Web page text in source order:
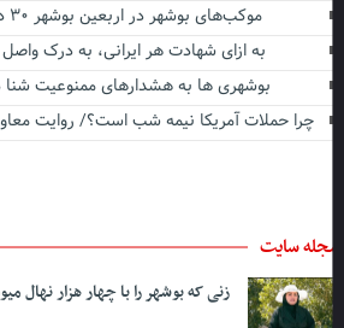
موکب‌های بوشهر در اربعین بوشهر ۳۰ درصد افزایش یافت
به ازای شهادت هر ایرانی، به درک
بوشهری ها به هشدارهای ممنوعیت شنا
چرا حملات آمریکا نیمه شب است؟/ روایت
سایت
زنی که بوشهر را با چهار هزار نهال